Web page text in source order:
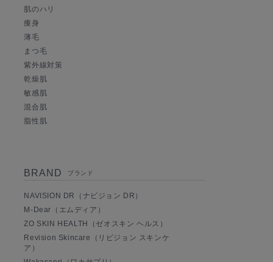
肌のハリ
痩身
薄毛
まつ毛
紫外線対策
乾燥肌
敏感肌
混合肌
脂性肌
BRAND ブランド
NAVISION DR（ナビジョン DR）
M-Dear（エムディア）
ZO SKIN HEALTH（ゼオスキン ヘルス）
Revision Skincare（リビジョン スキンケ
ア）